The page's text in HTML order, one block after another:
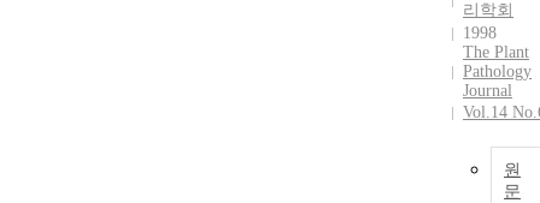
리학회
1998
The Plant
Pathology
Journal
Vol.14
원
문